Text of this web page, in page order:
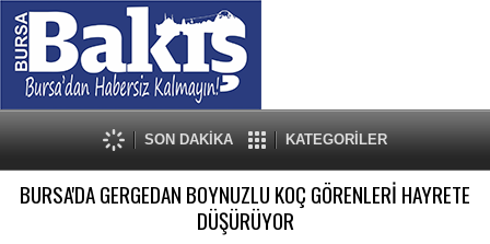
SON DAKİKA KATEGORİLER
BURSA'DA GERGEDAN BOYNUZLU KOÇ GÖRENLERİ HAYRETE
DÜŞÜRÜYOR